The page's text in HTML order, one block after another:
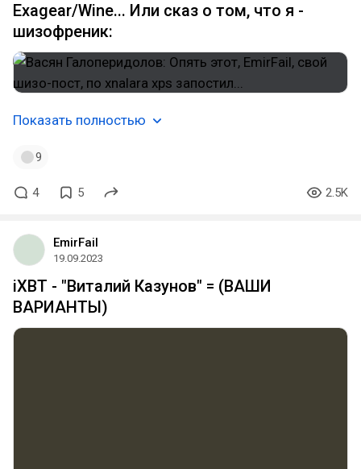
Exagear/Wine... Или сказ о том, что я -
шизофреник:
Показать полностью
9
4 5 2.5K
EmirFail
19.09.2023
iXBT - "Виталий Казунов" = (ВАШИ
ВАРИАНТЫ)